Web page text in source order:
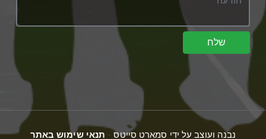
שלח
נבנה ועוצב על ידי סמארט סייטס - תנאי שימוש באתר